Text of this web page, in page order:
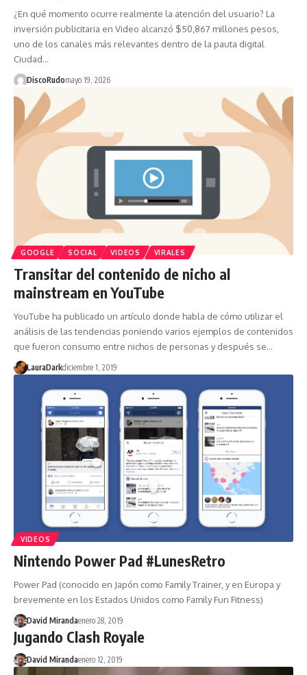
¿En qué momento ocurre realmente la atención del usuario? La
inversión publicitaria en Video alcanzó $50,867 millones pesos,
uno de los canales más relevantes dentro de la pauta digital
Ciudad…
DiscoRudomayo 19, 2026
GOOGLE SOCIAL VIDEOS VIRALES
Transitar del contenido de nicho al
mainstream en YouTube
YouTube ha publicado un artículo donde habla de cómo utilizar el
análisis de las tendencias poniendo varios ejemplos de contenidos
que fueron consumo entre nichos de personas y después se…
LauraDarkdiciembre 1, 2019
VIDEOS
Nintendo Power Pad #LunesRetro
Power Pad (conocido en Japón como Family Trainer, y en Europa y
brevemente en los Estados Unidos como Family Fun Fitness)
David Mirandaenero 28, 2019
Jugando Clash Royale
David Mirandaenero 12, 2019